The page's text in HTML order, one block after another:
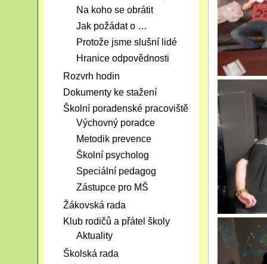
Na koho se obrátit
Jak požádat o …
Protože jsme slušní lidé
Hranice odpovědnosti
Rozvrh hodin
Dokumenty ke stažení
Školní poradenské pracoviště
Výchovný poradce
Metodik prevence
Školní psycholog
Speciální pedagog
Zástupce pro MŠ
Žákovská rada
Klub rodičů a přátel školy
Aktuality
Školská rada